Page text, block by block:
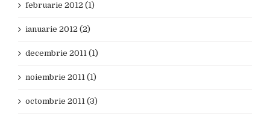
februarie 2012 (1)
ianuarie 2012 (2)
decembrie 2011 (1)
noiembrie 2011 (1)
octombrie 2011 (3)